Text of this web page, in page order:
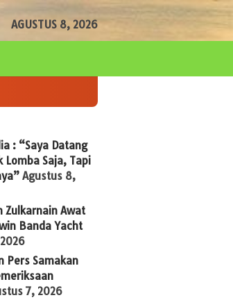
AGUSTUS 8, 2026
: “Saya Datang
Lomba Saja, Tapi
Agustus 8,
Zulkarnain Awat
Banda Yacht
Pers Samakan
7, 2026